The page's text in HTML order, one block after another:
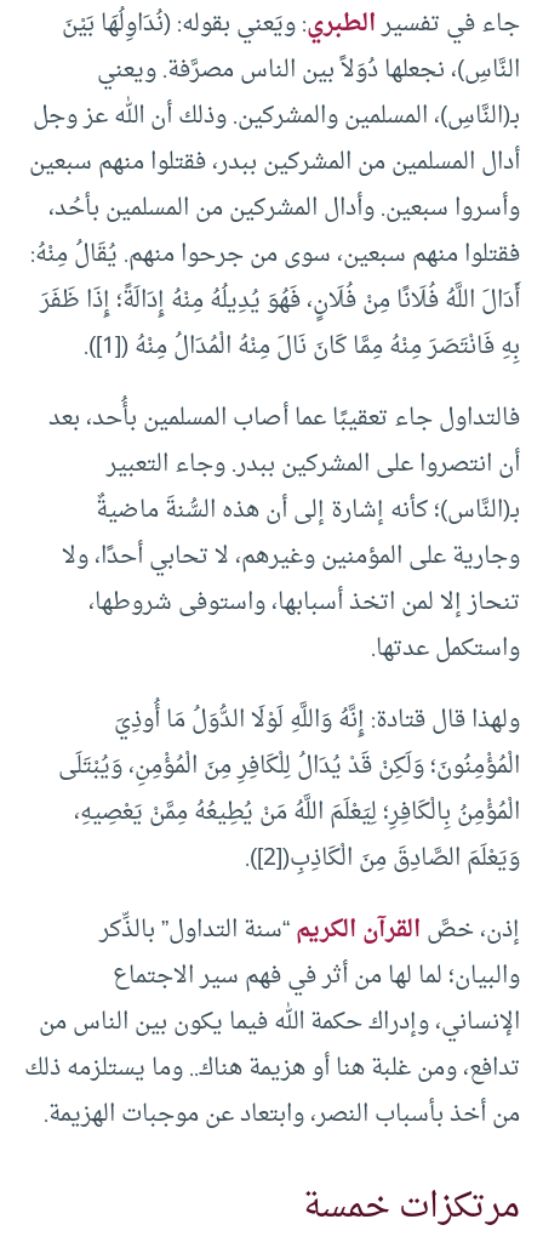
جاء في تفسيرالطبري: ويَعني بقوله: (نُدَاوِلُهَا بَيْنَ
النَّاسِ)، نجعلها دُوَلاً بين الناس مصرَّفة. ويعني
بـ(النَّاسِ)، المسلمين والمشركين. وذلك أن الله عز وجل
أدال المسلمين من المشركين ببدر، فقتلوا منهم سبعين
وأسروا سبعين. وأدال المشركين من المسلمين بأحُد،
فقتلوا منهم سبعين، سوى من جرحوا منهم. يُقَالُ مِنْهُ:
أَدَالَ اللَّهُ فُلَانًا مِنْ فُلَانٍ، فَهُوَ يُدِيلُهُ مِنْهُ إِدَالَةً؛ إِذَا ظَفَرَ
بِهِ فَانْتَصَرَ مِنْهُ مِمَّا كَانَ نَالَ مِنْهُ الْمُدَالُ مِنْهُ ([1]
).
فالتداول جاء تعقيبًا عما أصاب المسلمين بأُحد، بعد
أن انتصروا على المشركين ببدر. وجاء التعبير
بـ(النَّاس)؛ كأنه إشارة إلى أن هذه السُّنةَ ماضيةٌ
وجارية على المؤمنين وغيرهم، لا تحابي أحدًا، ولا
تنحاز إلا لمن اتخذ أسبابها، واستوفى شروطها،
واستكمل عدتها.
ولهذا قال قتادة: إِنَّهُ وَاللَّهِ لَوْلَا الدُّوَلُ مَا أُوذِيَ
الْمُؤْمِنُونَ؛ وَلَكِنْ قَدْ يُدَالُ لِلْكَافِرِ مِنَ الْمُؤْمِنِ، وَيُبْتَلَى
الْمُؤْمِنُ بِالْكَافِرِ؛ لِيَعْلَمَ اللَّهُ مَنْ يُطِيعُهُ مِمَّنْ يَعْصِيهِ،
وَيَعْلَمَ الصَّادِقَ مِنَ الْكَاذِبِ([2]
).
إذن، خصَّالقرآن الكريم“سنة التداول” بالذِّكر
والبيان؛ لما لها من أثر في فهم سير الاجتماع
الإنساني، وإدراك حكمة الله فيما يكون بين الناس من
تدافع، ومن غلبة هنا أو هزيمة هناك.. وما يستلزمه ذلك
من أخذ بأسباب النصر، وابتعاد عن موجبات الهزيمة.
مرتكزات خمسة